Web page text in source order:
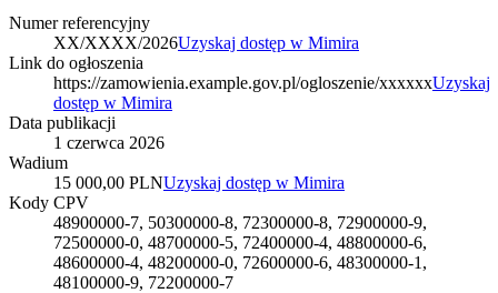
Numer referencyjny
XX/XXXX/2026Uzyskaj dostęp w Mimira
Link do ogłoszenia
https://zamowienia.example.gov.pl/ogloszenie/xxxxxxUzyskaj
dostęp w Mimira
Data publikacji
1 czerwca 2026
Wadium
15 000,00 PLNUzyskaj dostęp w Mimira
Kody CPV
48900000-7, 50300000-8, 72300000-8, 72900000-9,
72500000-0, 48700000-5, 72400000-4, 48800000-6,
48600000-4, 48200000-0, 72600000-6, 48300000-1,
48100000-9, 72200000-7